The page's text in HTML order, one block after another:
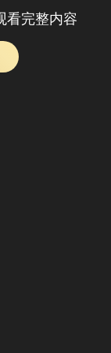
看完整内容